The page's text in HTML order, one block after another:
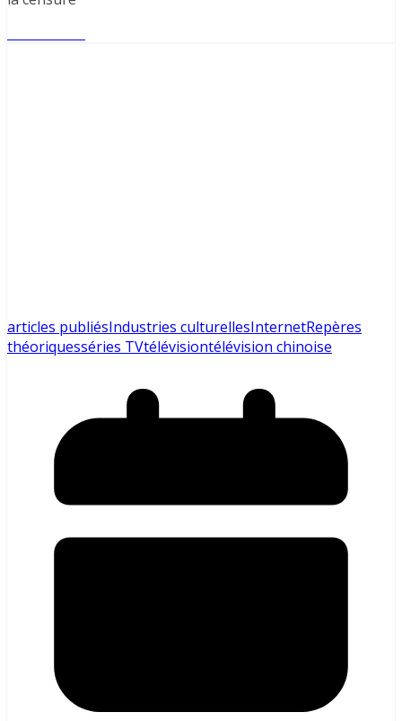
articles publiésIndustries culturellesInternetRepères
théoriquesséries TVtélévisiontélévision chinoise